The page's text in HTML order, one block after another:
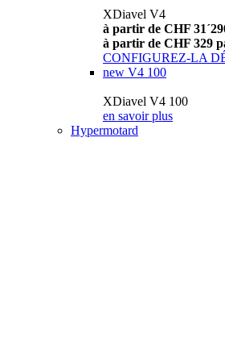
XDiavel V4
à partir de CHF
à partir de CHF 329
CONFIGUREZ-LA
new V4 100
XDiavel V4 100
en savoir plus
Hypermotard